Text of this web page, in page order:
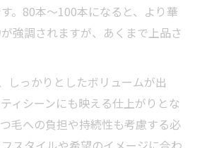
。80本〜100本になると、より華
強調されますが、あくまで上品さ
しっかりとしたボリュームが出
ィシーンにも映える仕上がりとな
毛への負担や持続性も考慮する必